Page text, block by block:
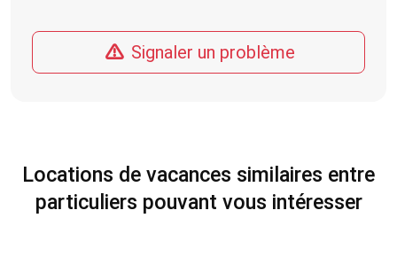
Signaler un problème
Locations de vacances similaires entre
particuliers pouvant vous intéresser